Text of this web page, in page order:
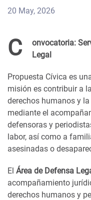
20 May, 2026
C
onvocatoria:
Legal
Propuesta Cívica es
misión es contribuir a
derechos humanos y
mediante el
defensoras y
labor, así como a
asesinadas o
El Área de Defensa
acompañamiento
derechos humanos y